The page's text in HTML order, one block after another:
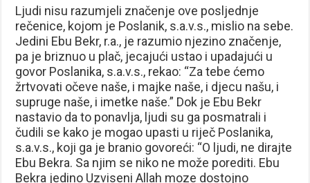
Ljudi nisu razumjeli značenje ove posljednje
rečenice, kojom je Poslanik, s.a.v.s., mislio na sebe.
Jedini Ebu Bekr, r.a., je razumio njezino značenje,
pa je briznuo u plač, jecajući ustao i upadajući u
govor Poslanika, s.a.v.s., rekao: “Za tebe ćemo
žrtvovati očeve naše, i majke naše, i djecu našu, i
supruge naše, i imetke naše.” Dok je Ebu Bekr
nastavio da to ponavlja, ljudi su ga posmatrali i
čudili se kako je mogao upasti u riječ Poslanika,
s.a.v.s., koji ga je branio govoreći: “O ljudi, ne dirajte
Ebu Bekra. Sa njim se niko ne može porediti. Ebu
Bekra jedino Uzviseni Allah moze dostojno